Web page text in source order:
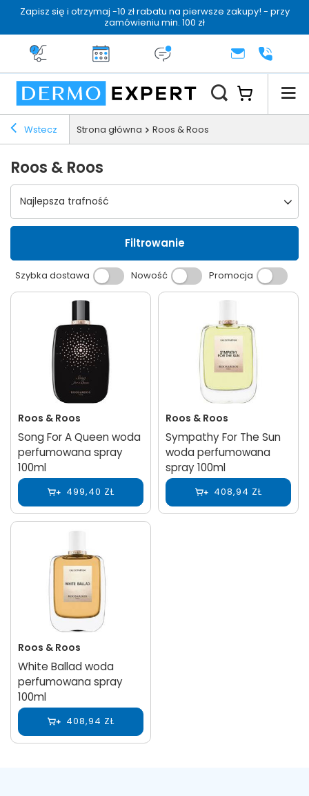
Zapisz się i otrzymaj -10 zł rabatu na pierwsze zakupy! - przy
zamówieniu min. 100 zł
Darmowa dostawa od 199 zł
14 dni na zwrotDermo konsultacjaKONTAKT+48 222
Wstecz Strona główna Roos & Roos
Roos & Roos
Wybierz sortowanie
Najlepsza trafność
Filtrowanie
Szybka dostawa Nowość Promocja
Roos & Roos
Song For A Queen woda
perfumowana spray
100ml
499,40 ZŁ
Roos & Roos
Sympathy For The Sun
woda perfumowana
spray 100ml
408,94 ZŁ
Roos & Roos
White Ballad woda
perfumowana spray
100ml
408,94 ZŁ